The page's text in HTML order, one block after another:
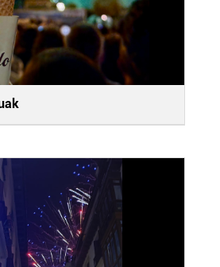
baimenik eskatzen, eta beren
babesten dira. Ikusi gure
ustez zein helburutarako
eta horren aurka nola egin
prozesatzeko moduari
unetan alda edo ken dezakezu
adierazpenean.
propioak eta hirugarrenen cookie-
Zure esperientzia eta
asmoz, cookie teknologiaz